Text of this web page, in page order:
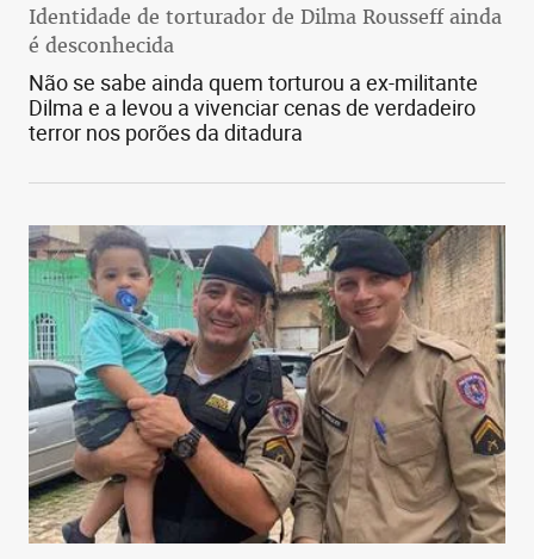
Identidade de torturador de Dilma Rousseff ainda
é desconhecida
Não se sabe ainda quem torturou a ex-militante
Dilma e a levou a vivenciar cenas de verdadeiro
terror nos porões da ditadura